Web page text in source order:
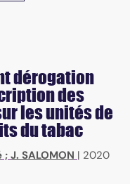
dérogation
des
les unités de
du tabac
; J. SALOMON | 2020